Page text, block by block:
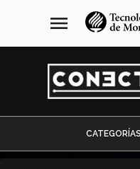
navegación
principal
menu
CATEGORÍAS